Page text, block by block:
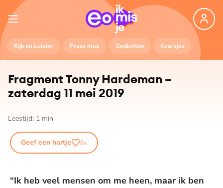
Kijk en Luister Praat mee Gedichten Kaarsjes
Fragment Tonny Hardeman –
zaterdag 11 mei 2019
Leestijd: 1 min
Geef een hartje 8x
“Ik heb veel mensen om me heen, maar ik ben